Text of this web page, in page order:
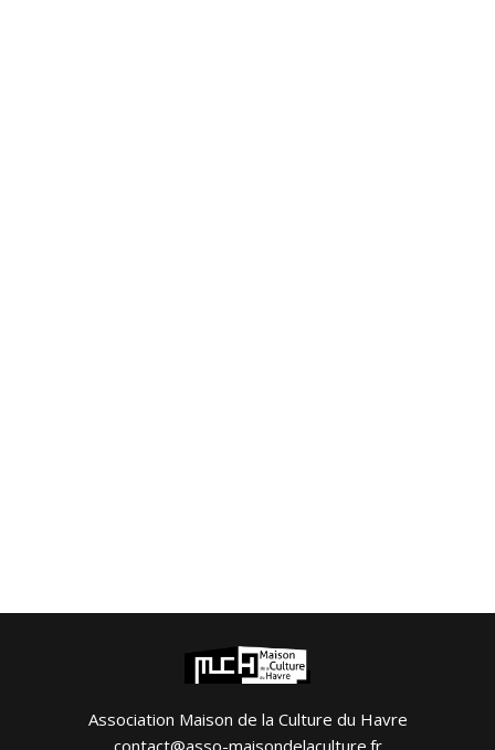
Association Maison de la Culture du Havre